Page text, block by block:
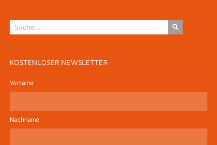
KOSTENLOSER NEWSLETTER
Vorname
Nachname